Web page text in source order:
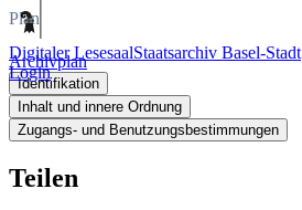
Digitaler LesesaalStaatsarchiv Basel-Stadt
Login
Plan
Archivplan
Identifikation
Inhalt und innere Ordnung
Zugangs- und Benutzungsbestimmungen
Teilen